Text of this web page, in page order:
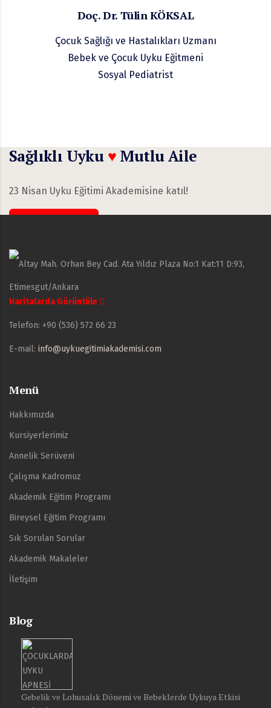
Doç. Dr. Tülin KÖKSAL
Çocuk Sağlığı ve Hastalıkları Uzmanı
Bebek ve Çocuk Uyku Eğitmeni
Sosyal Pediatrist
Sağlıklı Uyku♥ Mutlu Aile
23 Nisan Uyku Eğitimi Akademisine katıl!
Altay Mah. Orhan Bey Cad. Ata Yıldız Plaza No:1 Kat:11 D:93,
Etimesgut/Ankara
Haritalarda Görüntüle
Telefon: +90 (536) 572 66 23
E-mail: info@uykuegitimiakademisi.com
Menü
Hakkımızda
Kursiyerlerimiz
Annelik Serüveni
Çalışma Kadromuz
Akademik Eğitim Programı
Bireysel Eğitim Programı
Sık Sorulan Sorular
Akademik Makaleler
İletişim
Blog
Gebelik ve Lohusalık Dönemi ve Bebeklerde Uykuya Etkisi